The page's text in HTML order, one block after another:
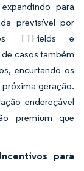
para
previsível por
TTFields e
casos também
encurtando os
geração.
endereçável
premium que
para